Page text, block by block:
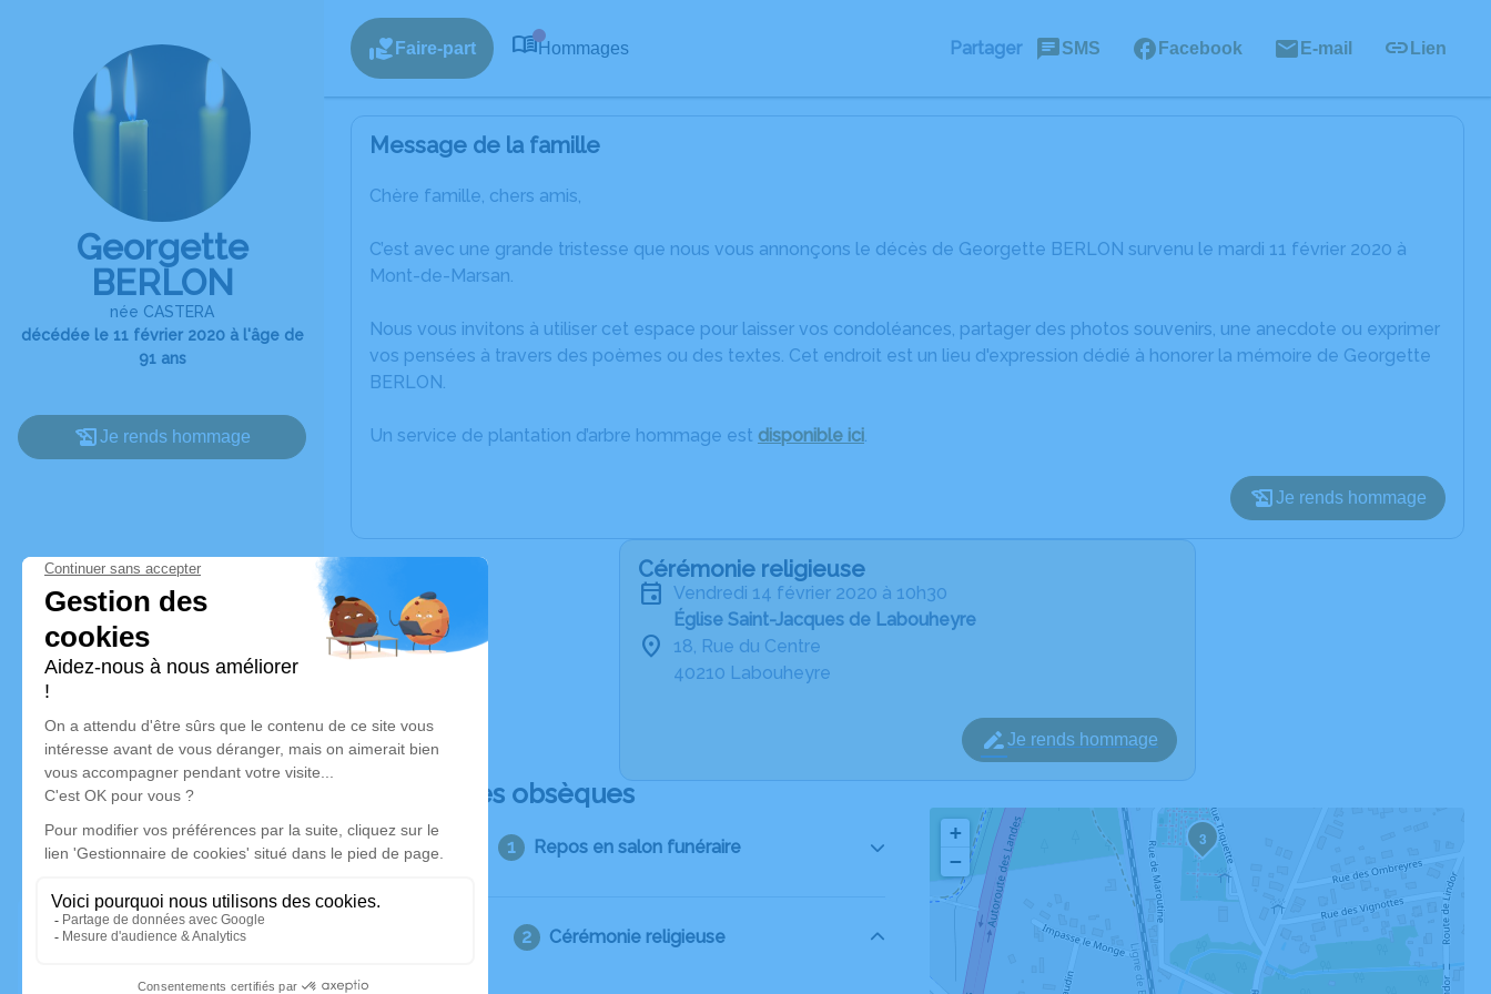
Georgette
BERLON
née CASTERA
décédée le 11 février 2020 à l'âge de
91 ans
Je rends hommage
Faire-part Hommages Partager SMS Facebook E-mail Lien
Message de la famille
Chère famille, chers amis,
C’est avec une grande tristesse que nous vous annonçons le décès de Georgette BERLON survenu le mardi 11 février 2020 à
Mont-de-Marsan.
Nous vous invitons à utiliser cet espace pour laisser vos condoléances, partager des photos souvenirs, une anecdote ou exprimer
vos pensées à travers des poèmes ou des textes. Cet endroit est un lieu d'expression dédié à honorer la mémoire de Georgette
BERLON.
Un service de plantation d’arbre hommage est disponible ici.
Je rends hommage
Cérémonie religieuse
vendredi 14 février 2020 à 10h30
Église Saint-Jacques de Labouheyre
18, Rue du Centre
40210 Labouheyre
Je rends hommage
Déroulé des obsèques
Repos en salon funéraire
Cérémonie religieuse
3
+
−